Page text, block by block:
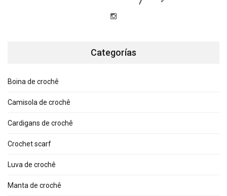
Categorías
Boina de crochê
Camisola de crochê
Cardigans de crochê
Crochet scarf
Luva de crochê
Manta de crochê